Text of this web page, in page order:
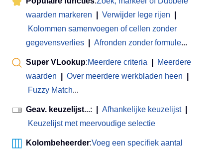
waarden markeren
Verwijder lege rijen
Kolommen samenvoegen of cellen zonder
gegevensverlies
Afronden zonder formule...
Super VLookup:Meerdere criteria
Meerdere
waarden
Over meerdere werkbladen heen
Fuzzy Match...
Geav. keuzelijst...: Afhankelijke keuzelijst
Keuzelijst met meervoudige selectie
Kolombeheerder:Voeg een specifiek aantal